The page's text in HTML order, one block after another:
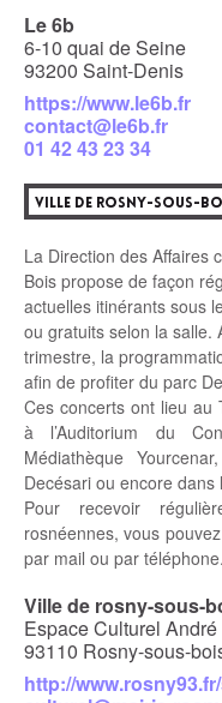
Le 6b
6-10 quai de Seine
93200 Saint-Denis
https://www.le6b.fr
contact@le6b.fr
01 42 43 23 34
VILLE DE ROSNY-SOUS-
La Direction des Affaires
Bois propose de façon
actuelles itinérants sous
ou gratuits selon la salle.
trimestre, la
afin de profiter du parc
Ces concerts ont lieu au
à l’Auditorium du
Médiathèque
Decésari ou encore
Pour recevoir
rosnéennes, vous
par mail ou par téléphone.
Ville de rosny-sous-
Espace Culturel
93110 Rosny-sous-
http://